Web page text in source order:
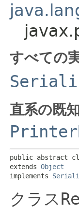
すべての
直系の既
public abstract
extends Object
implements
クラス